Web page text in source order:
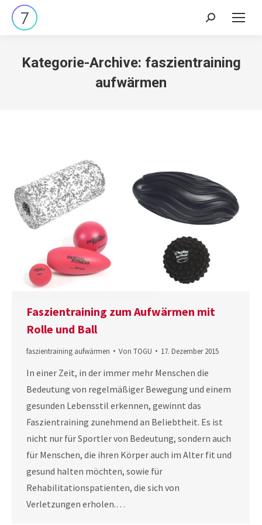
Search:
Kategorie-Archive: faszientraining
aufwärmen
Faszientraining zum Aufwärmen mit
Rolle und Ball
faszientraining aufwärmen Von TOGU 17. Dezember 2015
In einer Zeit, in der immer mehr Menschen die
Bedeutung von regelmäßiger Bewegung und einem
gesunden Lebensstil erkennen, gewinnt das
Faszientraining zunehmend an Beliebtheit. Es ist
nicht nur für Sportler von Bedeutung, sondern auch
für Menschen, die ihren Körper auch im Alter fit und
gesund halten möchten, sowie für
Rehabilitationspatienten, die sich von
Verletzungen erholen.…